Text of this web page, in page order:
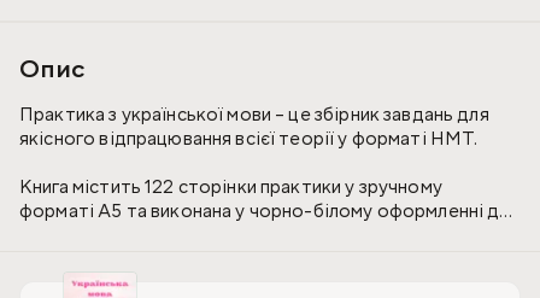
Опис
Практика з української мови – це збірник завдань для
якісного відпрацювання всієї теорії у форматі НМТ.
Книга містить 122 сторінки практики у зручному
форматі А5 та виконана у чорно-білому оформленні для
Усередині: